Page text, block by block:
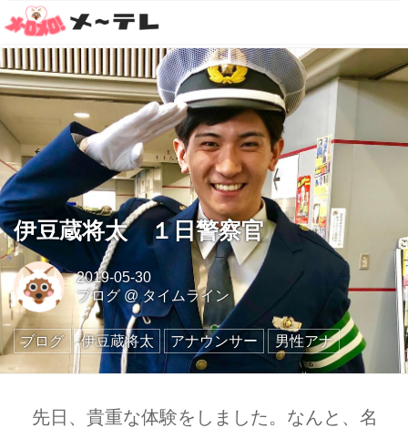
伊豆蔵将太 １日警察官
2019-05-30
ブログ@ タイムライン
ブログ 伊豆蔵将太 アナウンサー 男性アナ
先日、貴重な体験をしました。なんと、名